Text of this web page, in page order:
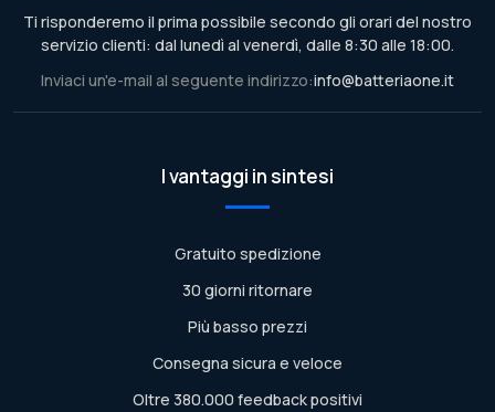
Ti risponderemo il prima possibile secondo gli orari del nostro
servizio clienti: dal lunedì al venerdì, dalle 8:30 alle 18:00.
Inviaci un'e-mail al seguente indirizzo:info@batteriaone.it
I vantaggi in sintesi
Gratuito spedizione
30 giorni ritornare
Più basso prezzi
Consegna sicura e veloce
Oltre 380.000 feedback positivi